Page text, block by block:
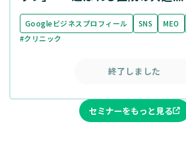
Googleビジネスプロフィール SNS MEO
#クリニック
終了しました
セミナーをもっと見る